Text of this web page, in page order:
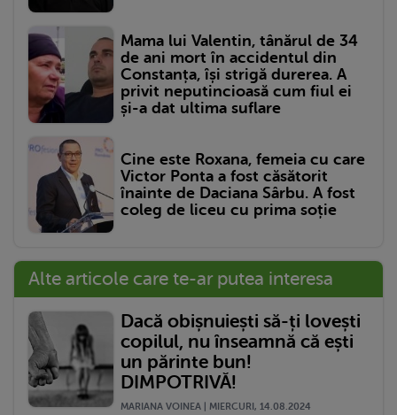
Mama lui Valentin, tânărul de 34
de ani mort în accidentul din
Constanța, își strigă durerea. A
privit neputincioasă cum fiul ei
și-a dat ultima suflare
Cine este Roxana, femeia cu care
Victor Ponta a fost căsătorit
înainte de Daciana Sârbu. A fost
coleg de liceu cu prima soție
Alte articole care te-ar putea interesa
Dacă obișnuiești să-ți lovești
copilul, nu înseamnă că ești
un părinte bun!
DIMPOTRIVĂ!
MARIANA VOINEA | MIERCURI, 14.08.2024